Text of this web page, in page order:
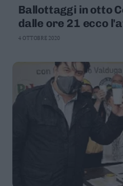
Ballottaggi in otto
dalle ore 21 ecco
4 OTTOBRE 2020